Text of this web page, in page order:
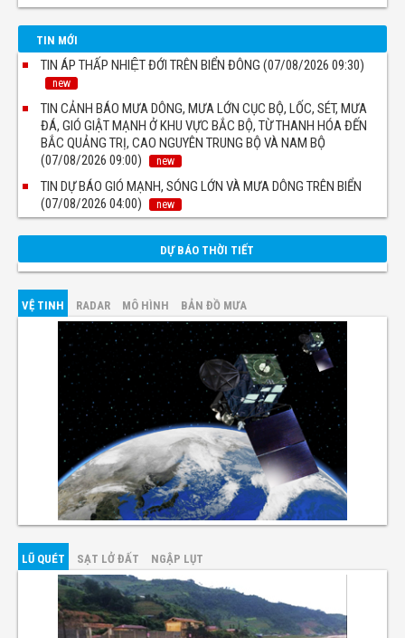
TIN MỚI
TIN ÁP THẤP NHIỆT ĐỚI TRÊN BIỂN ĐÔNG (07/08/2026 09:30)
new
TIN CẢNH BÁO MƯA DÔNG, MƯA LỚN CỤC BỘ, LỐC, SÉT, MƯA
ĐÁ, GIÓ GIẬT MẠNH Ở KHU VỰC BẮC BỘ, TỪ THANH HÓA ĐẾN
BẮC QUẢNG TRỊ, CAO NGUYÊN TRUNG BỘ VÀ NAM BỘ
(07/08/2026 09:00)
new
TIN DỰ BÁO GIÓ MẠNH, SÓNG LỚN VÀ MƯA DÔNG TRÊN BIỂN
(07/08/2026 04:00)
new
DỰ BÁO THỜI TIẾT
VỆ TINH RADAR MÔ HÌNH BẢN ĐỒ MƯA
LŨ QUÉT SẠT LỞ ĐẤT NGẬP LỤT